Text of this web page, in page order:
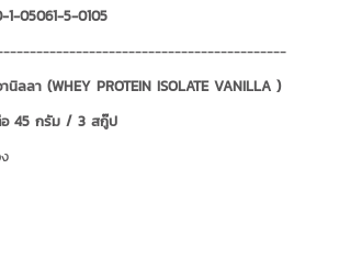
1-05061-5-0105
านิลลา (WHEY PROTEIN ISOLATE VANILLA )
อ 45 กรัม / 3 สกู๊ป